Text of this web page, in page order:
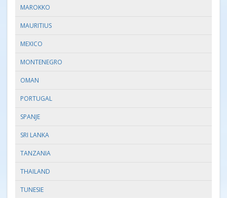
MAROKKO
MAURITIUS
MEXICO
MONTENEGRO
OMAN
PORTUGAL
SPANJE
SRI LANKA
TANZANIA
THAILAND
TUNESIE